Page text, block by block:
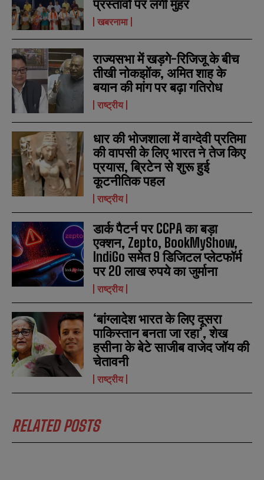
N
a
m
*
m
a
i
l
*
N
u
m
b
e
s
SUBMIT
N
a
m
*
m
a
i
l
*
N
u
m
b
e
s
SUBMIT
प्रस्तावों पर लगी मुहर
खबरनामा
राज्यसभा में खड़गे-रिजिजू के बीच
तीखी नोकझोंक, अमित शाह के
बयान की मांग पर बढ़ा गतिरोध
राष्ट्रीय
धार की भोजशाला में वाग्देवी प्रतिमा
की वापसी के लिए भारत ने तेज किए
प्रयास, ब्रिटेन से शुरू हुई
कूटनीतिक पहल
राष्ट्रीय
डार्क पैटर्न पर CCPA का बड़ा
एक्शन, Zepto, BookMyShow,
IndiGo समेत 9 डिजिटल प्लेटफॉर्म
पर 20 लाख रुपये का जुर्माना
राष्ट्रीय
‘बांग्लादेश भारत के लिए दूसरा
पाकिस्तान बनता जा रहा’, शेख
हसीना के बेटे साजीब वाजेद जॉय की
चेतावनी
राष्ट्रीय
RELATED POSTS